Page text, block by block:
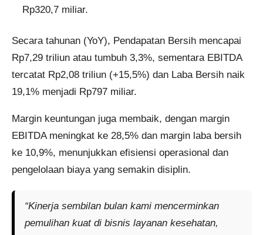
Rp320,7 miliar.
Secara tahunan (YoY), Pendapatan Bersih mencapai
Rp7,29 triliun atau tumbuh 3,3%, sementara EBITDA
tercatat Rp2,08 triliun (+15,5%) dan Laba Bersih naik
19,1% menjadi Rp797 miliar.
Margin keuntungan juga membaik, dengan margin
EBITDAmeningkat ke 28,5% dan margin laba bersih
ke 10,9%, menunjukkan efisiensi operasional dan
pengelolaan biaya yang semakin disiplin.
“Kinerja sembilan bulan kami mencerminkan
pemulihan kuat di bisnis layanan kesehatan,